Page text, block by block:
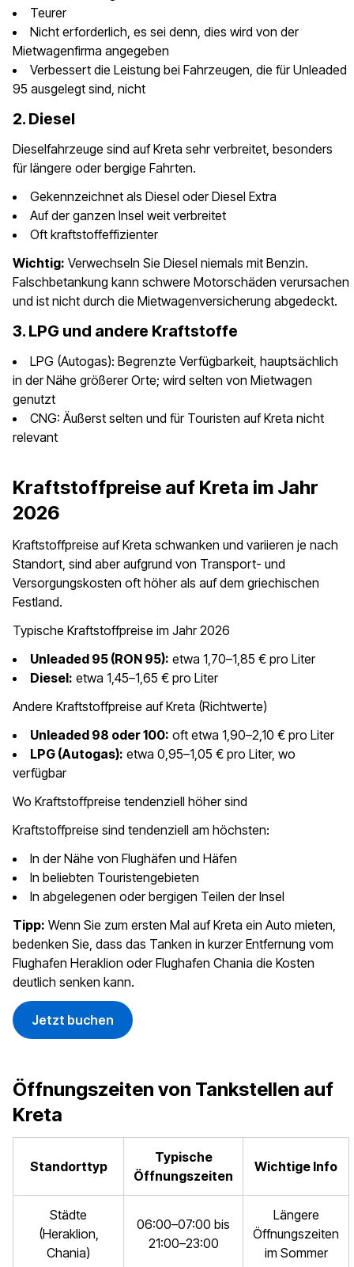
Teurer
Nicht erforderlich, es sei denn, dies wird von der
Mietwagenfirma angegeben
Verbessert die Leistung bei Fahrzeugen, die für Unleaded
95 ausgelegt sind, nicht
2. Diesel
Dieselfahrzeuge sind auf Kreta sehr verbreitet, besonders
für längere oder bergige Fahrten.
Gekennzeichnet als Diesel oder Diesel Extra
Auf der ganzen Insel weit verbreitet
Oft kraftstoffeffizienter
Wichtig: Verwechseln Sie Diesel niemals mit Benzin.
Falschbetankung kann schwere Motorschäden verursachen
und ist nicht durch die Mietwagenversicherung abgedeckt.
3. LPG und andere Kraftstoffe
LPG (Autogas): Begrenzte Verfügbarkeit, hauptsächlich
in der Nähe größerer Orte; wird selten von Mietwagen
genutzt
CNG: Äußerst selten und für Touristen auf Kreta nicht
relevant
Kraftstoffpreise auf Kreta im Jahr
2026
Kraftstoffpreise auf Kreta schwanken und variieren je nach
Standort, sind aber aufgrund von Transport- und
Versorgungskosten oft höher als auf dem griechischen
Festland.
Typische Kraftstoffpreise im Jahr 2026
Unleaded 95 (RON 95): etwa 1,70–1,85 € pro Liter
Diesel: etwa 1,45–1,65 € pro Liter
Andere Kraftstoffpreise auf Kreta (Richtwerte)
Unleaded 98 oder 100: oft etwa 1,90–2,10 € pro Liter
LPG (Autogas): etwa 0,95–1,05 € pro Liter, wo
verfügbar
Wo Kraftstoffpreise tendenziell höher sind
Kraftstoffpreise sind tendenziell am höchsten:
In der Nähe von Flughäfen und Häfen
In beliebten Touristengebieten
In abgelegenen oder bergigen Teilen der Insel
Tipp: Wenn Sie zum ersten Mal auf Kreta ein Auto mieten,
bedenken Sie, dass das Tanken in kurzer Entfernung vom
Flughafen Heraklion oder Flughafen Chania die Kosten
deutlich senken kann.
Jetzt buchen
Öffnungszeiten von Tankstellen auf
Kreta
Standorttyp
Typische
Öffnungszeiten
Wichtige Info
Städte
(Heraklion,
Chania)
06:00–07:00 bis
21:00–23:00
Längere
Öffnungszeiten
im Sommer